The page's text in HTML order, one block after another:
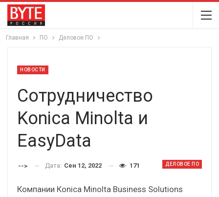
Главная ПО Деловое ПО
НОВОСТИ
Сотрудничество
Konica Minolta и
EasyData
ДЕЛОВОЕ ПО
--> Дата: Сен 12, 2022 171
Компании Кonica Minolta Business Solutions